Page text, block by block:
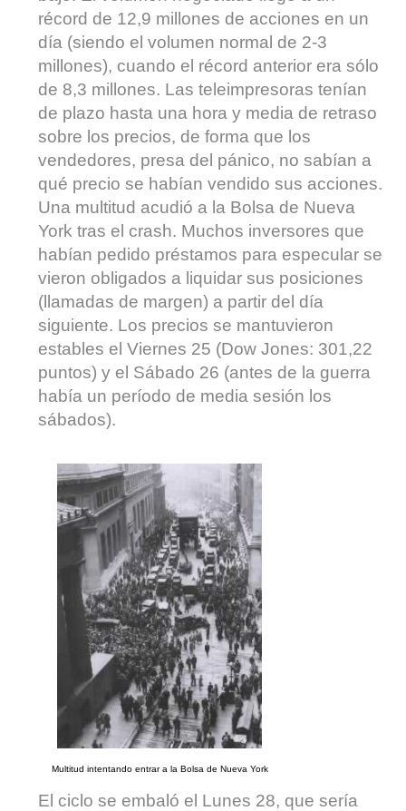
récord de 12,9 millones de acciones en un
día (siendo el volumen normal de 2-3
millones), cuando el récord anterior era sólo
de 8,3 millones. Las teleimpresoras tenían
de plazo hasta una hora y media de retraso
sobre los precios, de forma que los
vendedores, presa del pánico, no sabían a
qué precio se habían vendido sus acciones.
Una multitud acudió a la Bolsa de Nueva
York tras el crash. Muchos inversores que
habían pedido préstamos para especular se
vieron obligados a liquidar sus posiciones
(llamadas de margen) a partir del día
siguiente. Los precios se mantuvieron
estables el Viernes 25 (Dow Jones: 301,22
puntos) y el Sábado 26 (antes de la guerra
había un período de media sesión los
sábados).
Multitud intentando entrar a la Bolsa de Nueva York
El ciclo se embaló el Lunes 28, que sería